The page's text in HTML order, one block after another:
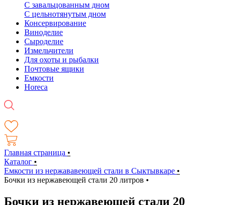
С завальцованным дном
С цельнотянутым дном
Консервирование
Виноделие
Сыроделие
Измельчители
Для охоты и рыбалки
Почтовые ящики
Емкости
Horeca
Главная страница •
Каталог •
Емкости из нержававеющей стали в Сыктывкаре •
Бочки из нержавеющей стали 20 литров •
Бочки из нержавеющей стали 20